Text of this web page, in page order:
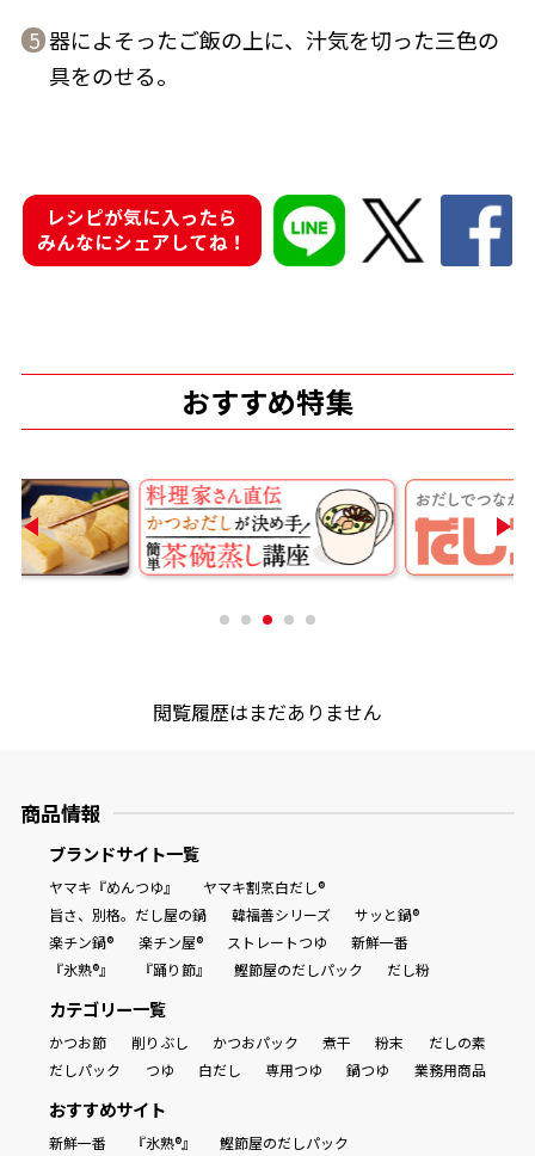
おすすめサイト
氷熟®︎
5 器によそったご飯の上に、汁気を切った三色の
具をのせる。
レシピが気に入ったら
みんなにシェアしてね！
おすすめ特集
閲覧履歴はまだありません
商品情報
ブランドサイト一覧
ヤマキ『めんつゆ』
ヤマキ割烹白だし®
旨さ、別格。だし屋の鍋
韓福善シリーズ
サッと鍋®
楽チン鍋®
楽チン屋® ストレートつゆ
新鮮一番
『氷熟®』
『踊り節』 鰹節屋のだしパック だし粉
カテゴリー一覧
かつお節 削りぶし かつおパック 煮干 粉末
だしの素
だしパック
つゆ 白だし 専用つゆ 鍋つゆ 業務用商品
おすすめサイト
新鮮一番 『氷熟®』 鰹節屋のだしパック